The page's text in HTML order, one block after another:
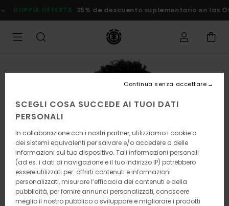
alle
informazioni
prodotto
OFFERTA 25% de descuento suplementario en las
SCEGLI COSA SUCCEDE AI TUOI DATI
PERSONALI
In collaborazione con i nostri partner, utilizziamo i cookie o
dei sistemi equivalenti per salvare e/o accedere a delle
informazioni sul tuo dispositivo. Tali informazioni personali
(ad es. i dati di navigazione e il tuo indirizzo IP) potrebbero
essere utilizzati per: offrirti contenuti e informazioni
personalizzati, misurare l’efficacia dei contenuti e della
pubblicità, per fornire annunci personalizzati, conoscere
meglio il nostro pubblico o sviluppare e migliorare i prodotti
Continua senza accettare